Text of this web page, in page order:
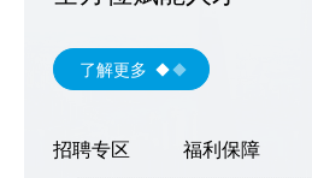
了解更多
招聘专区 福利保障